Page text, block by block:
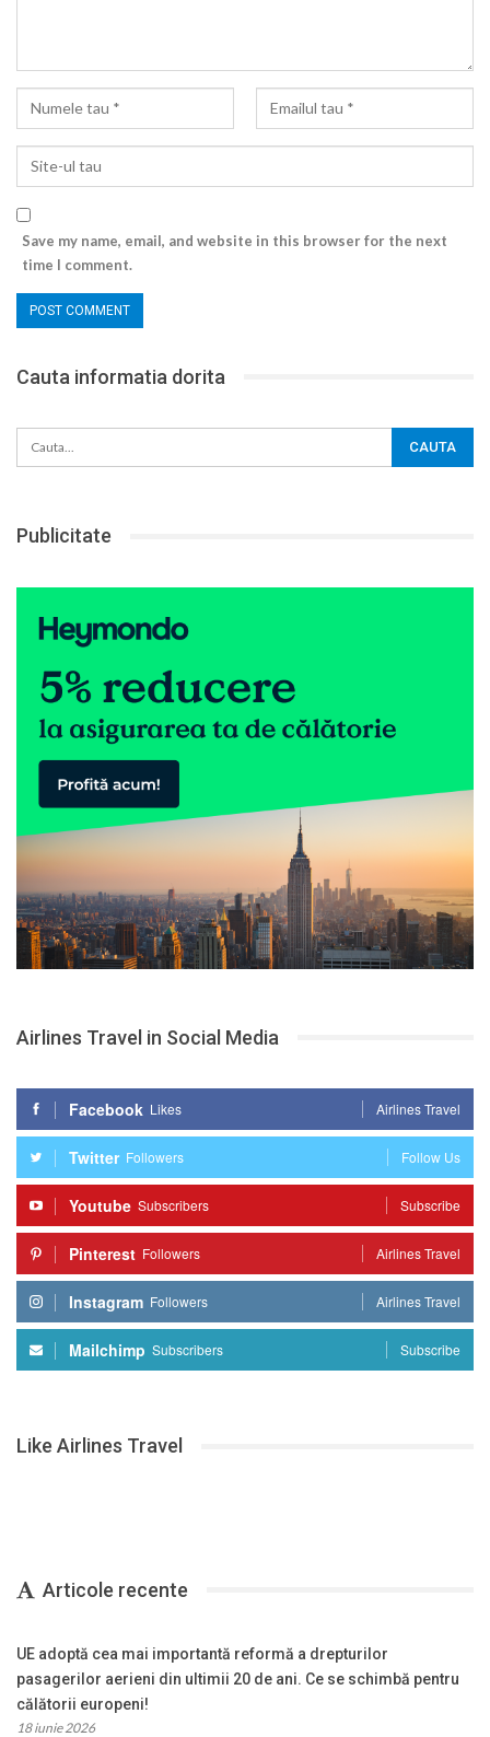
Save my name, email, and website in this browser for the next
time I comment.
Cauta informatia dorita
Publicitate
Airlines Travel in Social Media
Facebook Likes Airlines Travel
Twitter Followers Follow Us
Youtube Subscribers Subscribe
Pinterest Followers Airlines Travel
Instagram Followers Airlines Travel
Mailchimp Subscribers Subscribe
Like Airlines Travel
Articole recente
UE adoptă cea mai importantă reformă a drepturilor
pasagerilor aerieni din ultimii 20 de ani. Ce se schimbă pentru
călătorii europeni!
18 iunie 2026